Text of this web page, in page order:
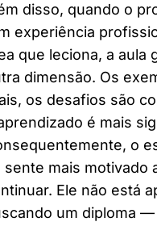
disso, quando o
experiência
que leciona, a aula
dimensão. Os
os desafios são
é mais
o
sente mais motivado
Ele não está
um diploma —